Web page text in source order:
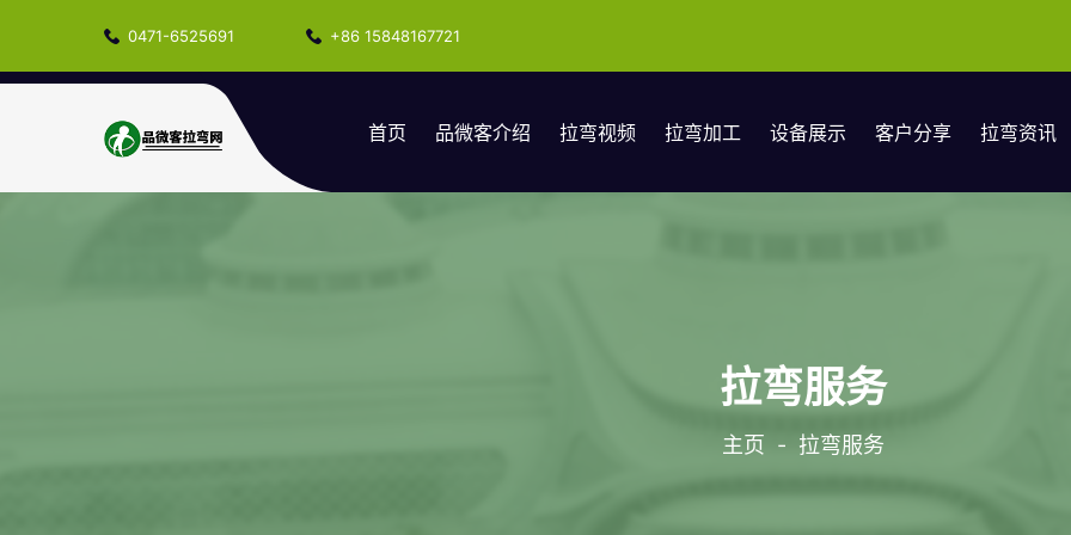
0471-6525691 +86 15848167721
首页 品微客介绍 拉弯视频 拉弯加工 设备展示 客户分享 拉弯资讯
拉弯服务
主页 - 拉弯服务